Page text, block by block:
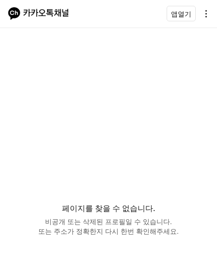
앱열기
페이지를 찾을 수 없습니다.
비공개 또는 삭제된 프로필일 수 있습니다.
또는 주소가 정확한지 다시 한번 확인해주세요.